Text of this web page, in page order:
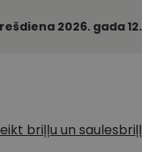
2026. gada
briļļu un